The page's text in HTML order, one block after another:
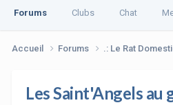
Forums Clubs Chat
Accueil Forums .: Le Rat
Les Saint'Angels au